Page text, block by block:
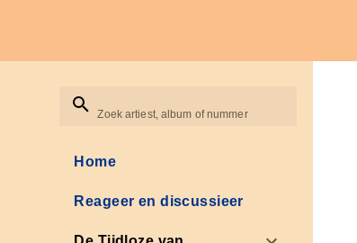
Zoek artiest, album of nummer
Home
Reageer en discussieer